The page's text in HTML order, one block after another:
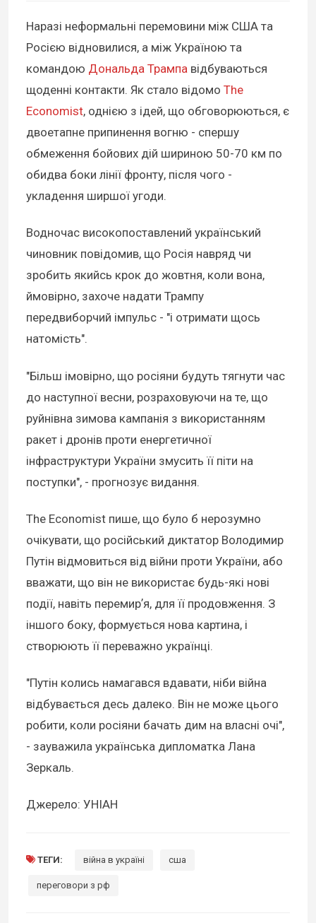
Наразі неформальні перемовини між США та
Росією відновилися, а між Україною та
командою Дональда Трампа відбуваються
щоденні контакти. Як стало відомо The
Economist, однією з ідей, що обговорюються, є
двоетапне припинення вогню - спершу
обмеження бойових дій шириною 50-70 км по
обидва боки лінії фронту, після чого -
укладення ширшої угоди.
Водночас високопоставлений український
чиновник повідомив, що Росія навряд чи
зробить якийсь крок до жовтня, коли вона,
ймовірно, захоче надати Трампу
передвиборчий імпульс - "і отримати щось
натомість".
"Більш імовірно, що росіяни будуть тягнути час
до наступної весни, розраховуючи на те, що
руйнівна зимова кампанія з використанням
ракет і дронів проти енергетичної
інфраструктури України змусить її піти на
поступки", - прогнозує видання.
The Economist пише, що було б нерозумно
очікувати, що російський диктатор Володимир
Путін відмовиться від війни проти України, або
вважати, що він не використає будь-які нові
події, навіть перемирʼя, для її продовження. З
іншого боку, формується нова картина, і
створюють її переважно українці.
"Путін колись намагався вдавати, ніби війна
відбувається десь далеко. Він не може цього
робити, коли росіяни бачать дим на власні очі",
- зауважила українська дипломатка Лана
Зеркаль.
Джерело: УНІАН
ТЕГИ: війна в україні сша
переговори з рф